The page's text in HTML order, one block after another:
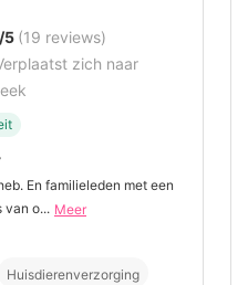
5 (19 reviews)
zich naar
En familieleden met een
van o... Meer
Huisdierenverzorging